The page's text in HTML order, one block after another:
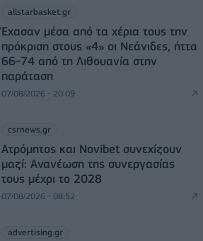
allstarbasket.gr
Έχασαν μέσα από τα χέρια τους την
πρόκριση στους «4» οι Νεάνιδες, ήττα
66-74 από τη Λιθουανία στην
παράταση
07/08/2026 - 20:09
csrnews.gr
Ατρόμητος και Novibet συνεχίζουν
μαζί: Ανανέωση της συνεργασίας
τους μέχρι το 2028
07/08/2026 - 08:52
advertising.gr